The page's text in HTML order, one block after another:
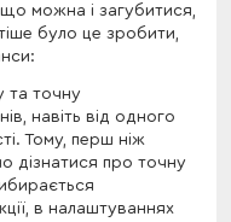
можна і загубитися,
було це зробити,
та точну
навіть від одного
Тому, перш ніж
дізнатися про точну
в налаштуваннях